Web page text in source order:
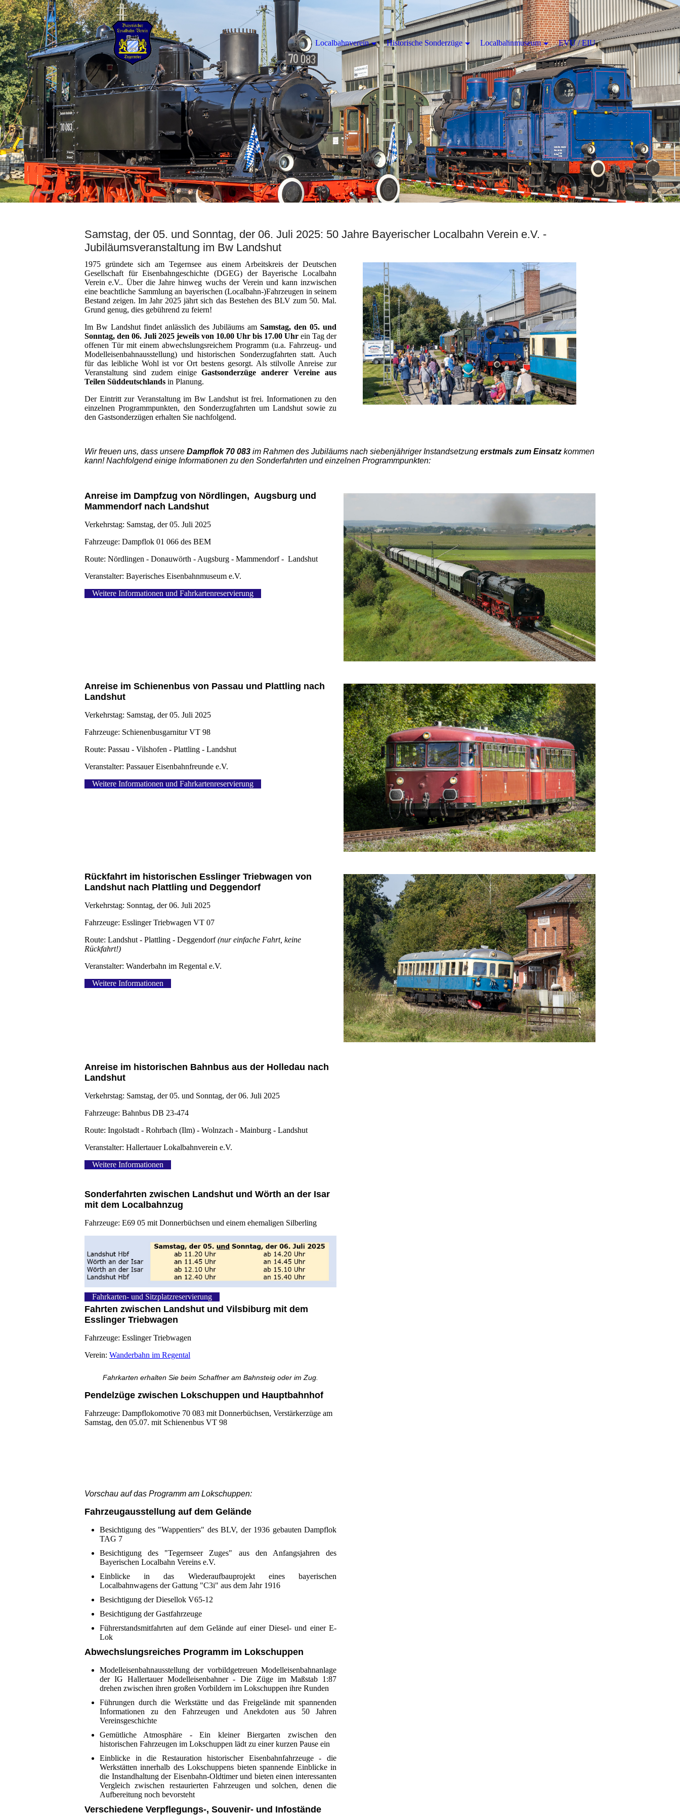
Samstag, der 05. und Sonntag, der 06. Juli 2025: 50 Jahre Bayerischer Localbahn Verein e.V. -
Jubiläumsveranstaltung im Bw Landshut
1975 gründete sich am Tegernsee aus einem Arbeitskreis der Deutschen
Gesellschaft für Eisenbahngeschichte (DGEG) der Bayerische Localbahn
Verein e.V.. Über die Jahre hinweg wuchs der Verein und kann inzwischen
eine beachtliche Sammlung an bayerischen (Localbahn-)Fahrzeugen in seinem
Bestand zeigen. Im Jahr 2025 jährt sich das Bestehen des BLV zum 50. Mal.
Grund genug, dies gebührend zu feiern!
Im Bw Landshut findet anlässlich des Jubiläums am Samstag, den 05. und
Sonntag, den 06. Juli 2025 jeweils von 10.00 Uhr bis 17.00 Uhr ein Tag der
offenen Tür mit einem abwechslungsreichem Programm (u.a. Fahrzeug- und
Modelleisenbahnausstellung) und historischen Sonderzugfahrten statt. Auch
für das leibliche Wohl ist vor Ort bestens gesorgt. Als stilvolle Anreise zur
Veranstaltung sind zudem einigeGastsonderzüge anderer Vereine aus
Teilen Süddeutschlands in Planung.
Der Eintritt zur Veranstaltung im Bw Landshut ist frei. Informationen zu den
einzelnen Programmpunkten, den Sonderzugfahrten um Landshut sowie zu
den Gastsonderzügen erhalten Sie nachfolgend.
Wir freuen uns, dass unsere Dampflok 70 083 im Rahmen des Jubiläums nach siebenjähriger Instandsetzung erstmals zum Einsatz kommen
kann! Nachfolgend einige Informationen zu den Sonderfahrten und einzelnen Programmpunkten:
Anreise im Dampfzug von Nördlingen, Augsburg und
Mammendorf nach Landshut
Verkehrstag: Samstag, der 05. Juli 2025
Fahrzeuge: Dampflok 01 066 des BEM
Route: Nördlingen - Donauwörth - Augsburg - Mammendorf - Landshut
Veranstalter: Bayerisches Eisenbahnmuseum e.V.
Weitere Informationen und Fahrkartenreservierung
Anreise im Schienenbus von Passau und Plattling nach
Landshut
Verkehrstag: Samstag, der 05. Juli 2025
Fahrzeuge: Schienenbusgarnitur VT 98
Route: Passau - Vilshofen - Plattling - Landshut
Veranstalter: Passauer Eisenbahnfreunde e.V.
Weitere Informationen und Fahrkartenreservierung
Rückfahrt im historischen Esslinger Triebwagen von
Landshut nach Plattling und Deggendorf
Verkehrstag: Sonntag, der 06. Juli 2025
Fahrzeuge: Esslinger Triebwagen VT 07
Route: Landshut - Plattling - Deggendorf(nur einfache Fahrt, keine
Rückfahrt!)
Veranstalter: Wanderbahn im Regental e.V.
Weitere Informationen
Anreise im historischen Bahnbus aus der Holledau nach
Landshut
Verkehrstag: Samstag, der 05. und Sonntag, der 06. Juli 2025
Fahrzeuge: Bahnbus DB 23-474
Route: Ingolstadt - Rohrbach (Ilm) - Wolnzach - Mainburg - Landshut
Veranstalter: Hallertauer Lokalbahnverein e.V.
Weitere Informationen
Sonderfahrten zwischen Landshut und Wörth an der Isar
mit dem Localbahnzug
Fahrzeuge: E69 05 mit Donnerbüchsen und einem ehemaligen Silberling
Fahrkarten- und Sitzplatzreservierung
Fahrten zwischen Landshut und Vilsbiburg mit dem
Esslinger Triebwagen
Fahrzeuge: Esslinger Triebwagen
Verein: Wanderbahn im Regental
Fahrkarten erhalten Sie beim Schaffner am Bahnsteig oder im Zug.
Pendelzüge zwischen Lokschuppen und Hauptbahnhof
Fahrzeuge: Dampflokomotive 70 083 mit Donnerbüchsen, Verstärkerzüge am
Samstag, den 05.07. mit Schienenbus VT 98
Vorschau auf das Programm am Lokschuppen:
Fahrzeugausstellung auf dem Gelände
Besichtigung des "Wappentiers" des BLV, der 1936 gebauten Dampflok
TAG 7
Besichtigung des "Tegernseer Zuges" aus den Anfangsjahren des
Bayerischen Localbahn Vereins e.V.
Einblicke in das Wiederaufbauprojekt eines bayerischen
Localbahnwagens der Gattung "C3i" aus dem Jahr 1916
Besichtigung der Diesellok V65-12
Besichtigung der Gastfahrzeuge
Führerstandsmitfahrten auf dem Gelände auf einer Diesel- und einer E-
Lok
Abwechslungsreiches Programm im Lokschuppen
Modelleisenbahnausstellung der vorbildgetreuen Modelleisenbahnanlage
der IG Hallertauer Modelleisenbahner - Die Züge im Maßstab 1:87
drehen zwischen ihren großen Vorbildern im Lokschuppen ihre Runden
Führungen durch die Werkstätte und das Freigelände mit spannenden
Informationen zu den Fahrzeugen und Anekdoten aus 50 Jahren
Vereinsgeschichte
Gemütliche Atmosphäre - Ein kleiner Biergarten zwischen den
historischen Fahrzeugen im Lokschuppen lädt zu einer kurzen Pause ein
Einblicke in die Restauration historischer Eisenbahnfahrzeuge - die
Werkstätten innerhalb des Lokschuppens bieten spannende Einblicke in
die Instandhaltung der Eisenbahn-Oldtimer und bieten einen interessanten
Vergleich zwischen restaurierten Fahrzeugen und solchen, denen die
Aufbereitung noch bevorsteht
Verschiedene Verpflegungs-, Souvenir- und Infostände
Localbahnverein Historische Sonderzüge Localbahnmuseum EVU / EIU